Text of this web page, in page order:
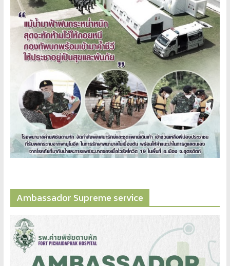
Ambassador​ Supreme​ service